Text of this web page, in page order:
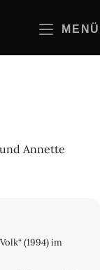
MENÜ
Annette
(1994) im